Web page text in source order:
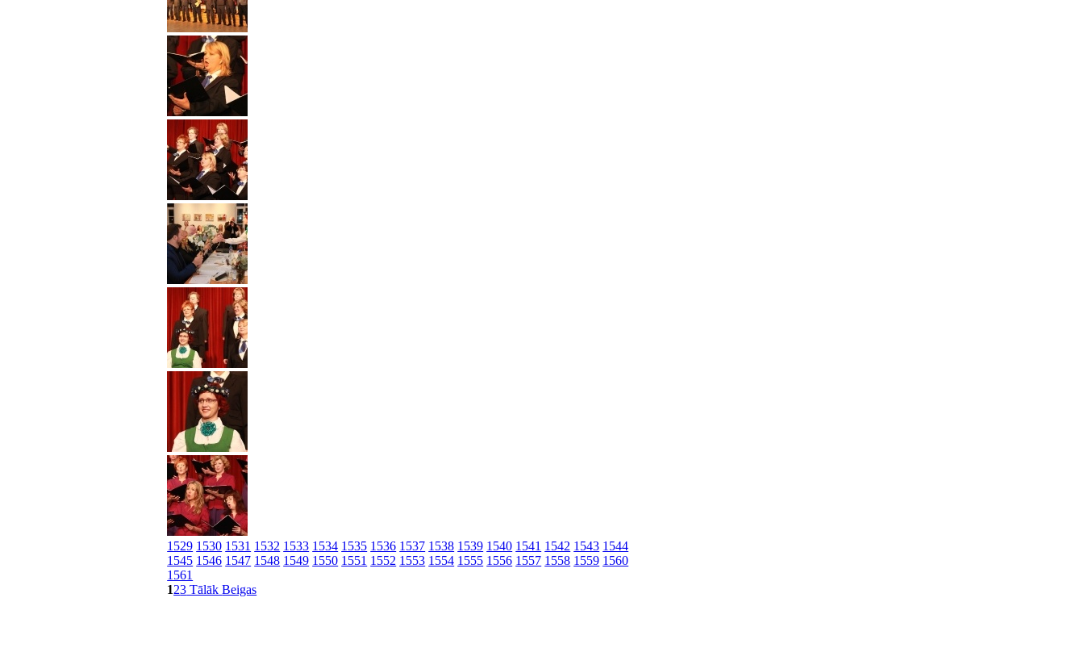
1529 1530 1531 1532 1533 1534 1535 1536 1537 1538 1539 1540 1541 1542 1543 1544
1545 1546 1547 1548 1549 1550 1551 1552 1553 1554 1555 1556 1557 1558 1559 1560
1561
123 TālākBeigas